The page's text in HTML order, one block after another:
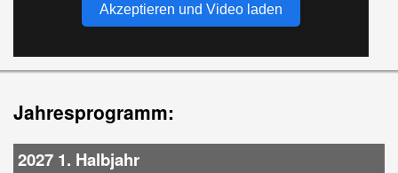
Akzeptieren und Video laden
Jahresprogramm:
2027 1. Halbjahr